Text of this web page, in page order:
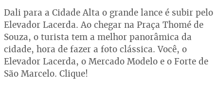
Dali para a Cidade Alta o grande lance é subir pelo
Elevador Lacerda. Ao chegar na Praça Thomé de
Souza, o turista tem a melhor panorâmica da
cidade, hora de fazer a foto clássica. Você, o
Elevador Lacerda, o Mercado Modelo e o Forte de
São Marcelo. Clique!